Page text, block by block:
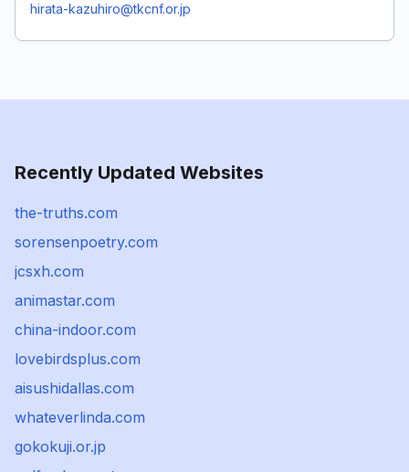
hirata-kazuhiro@tkcnf.or.jp
Recently Updated Websites
the-truths.com
sorensenpoetry.com
jcsxh.com
animastar.com
china-indoor.com
lovebirdsplus.com
aisushidallas.com
whateverlinda.com
gokokuji.or.jp